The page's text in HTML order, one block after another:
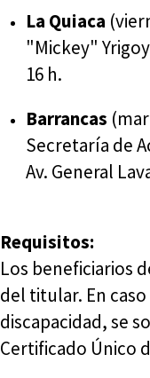
La Quiaca
"Mickey"
16 h.
Barrancas
Secretaría de
Av. General
Requisitos:
Los beneficiarios
del titular. En
discapacidad, se
Certificado Único